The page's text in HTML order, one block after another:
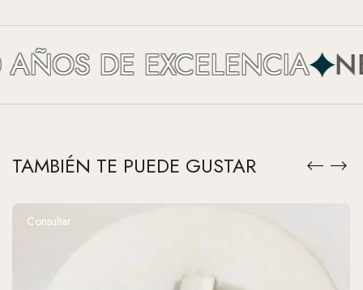
DE EXCELENCIA
TAMBIÉN TE PUEDE GUSTAR
Consultar